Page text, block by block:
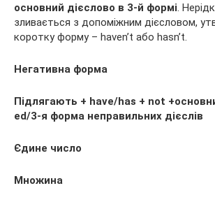
основний дієслово в 3-й формі.
зливається з допоміжним дієсловом,
коротку форму – haven’t або hasn’t.
Негативна форма
Підлягають + have/has + not
ed/3-я форма неправильних дієслів
Єдине число
Множина